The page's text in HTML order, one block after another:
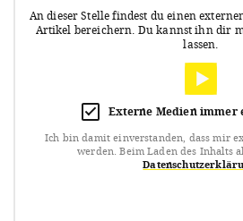
An dieser Stelle findest du einen
Artikel bereichern. Du kannst ihn dir
lassen.
Externe Medien immer
Ich bin damit einverstanden, dass mir
werden. Beim Laden des Inhalts